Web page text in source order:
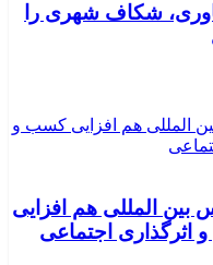
شکاف شهری را
بین المللی هم افزایی
اثرگذاری اجتماعی